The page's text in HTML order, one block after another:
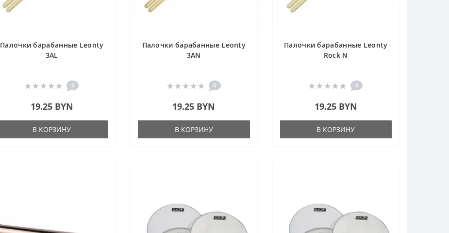
Палочки барабанные Leonty
3AL
0
19.25 BYN
В КОРЗИНУ
Палочки барабанные Leonty
3AN
0
19.25 BYN
В КОРЗИНУ
Палочки барабанные Leonty
Rock N
0
19.25 BYN
В КОРЗИНУ